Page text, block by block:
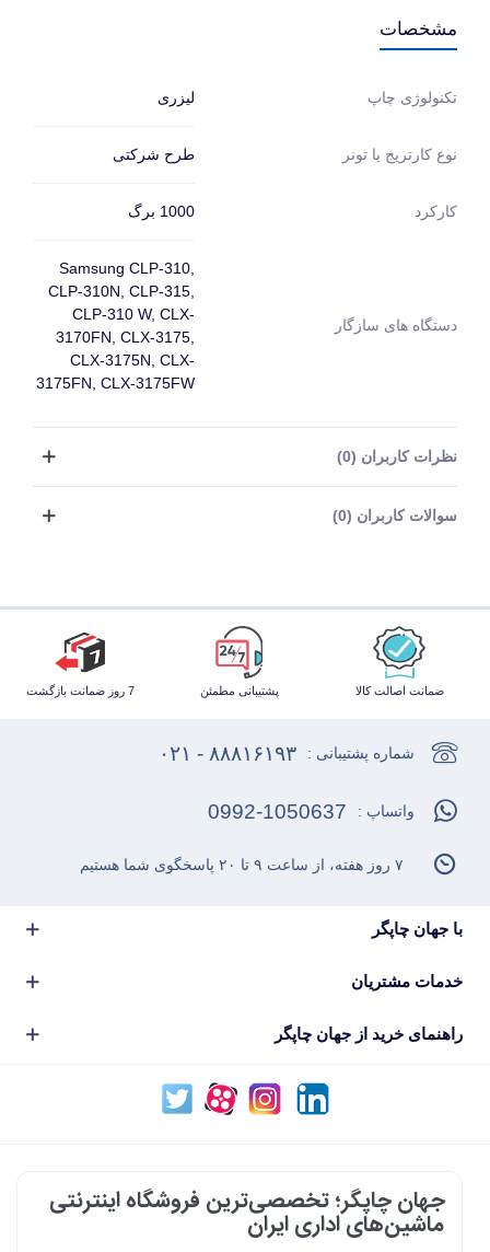
مشخصات
تکنولوژی چاپ لیزری
نوع کارتریج یا تونر طرح شرکتی
کارکرد 1000 برگ
دستگاه های سازگار
Samsung CLP-310,
CLP-310N, CLP-315,
CLP-310 W, CLX-
3170FN, CLX-3175,
CLX-3175N, CLX-
3175FN, CLX-3175FW
نظرات کاربران (0)
سوالات کاربران (0)
ضمانت اصالت کالا پشتیبانی مطمئن 7 روز ضمانت بازگشت
با جهان چاپگر
خدمات مشتریان
راهنمای خرید از جهان چاپگر
شماره پشتیبانی : ۸۸۸۱۶۱۹۳ - ۰۲۱
واتساپ : 0992-1050637
۷ روز هفته، از ساعت ۹ تا ۲۰ پاسخگوی شما هستیم
جهان چاپگر؛ تخصصی‌ترین فروشگاه اینترنتی
ماشین‌های اداری ایران